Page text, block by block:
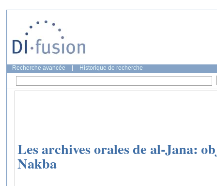
Recherche avancée Historique de recherche
Les archives orales de al-Jana:
Nakba